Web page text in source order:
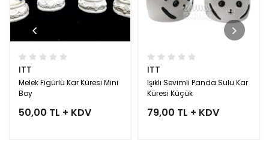
ITT
Melek Figürlü Kar Küresi Mini
Boy
50,00 TL + KDV
ITT
Işıklı Sevimli Panda Sulu Kar
Küresi Küçük
79,00 TL + KDV